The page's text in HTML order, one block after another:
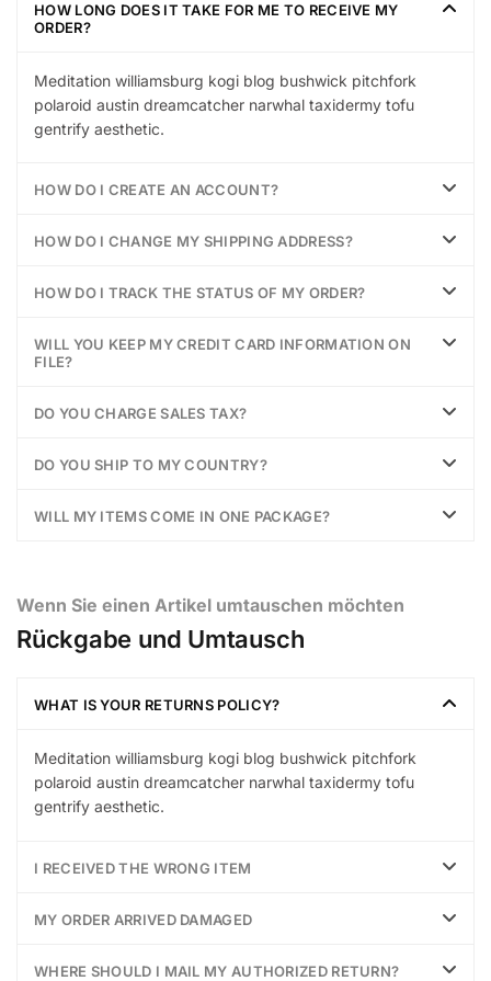
HOW LONG DOES IT TAKE FOR ME TO RECEIVE MY
ORDER?
Meditation williamsburg kogi blog bushwick pitchfork
polaroid austin dreamcatcher narwhal taxidermy tofu
gentrify aesthetic.
HOW DO I CREATE AN ACCOUNT?
HOW DO I CHANGE MY SHIPPING ADDRESS?
HOW DO I TRACK THE STATUS OF MY ORDER?
WILL YOU KEEP MY CREDIT CARD INFORMATION ON
FILE?
DO YOU CHARGE SALES TAX?
DO YOU SHIP TO MY COUNTRY?
WILL MY ITEMS COME IN ONE PACKAGE?
Wenn Sie einen Artikel umtauschen möchten
Rückgabe und Umtausch
WHAT IS YOUR RETURNS POLICY?
Meditation williamsburg kogi blog bushwick pitchfork
polaroid austin dreamcatcher narwhal taxidermy tofu
gentrify aesthetic.
I RECEIVED THE WRONG ITEM
MY ORDER ARRIVED DAMAGED
WHERE SHOULD I MAIL MY AUTHORIZED RETURN?